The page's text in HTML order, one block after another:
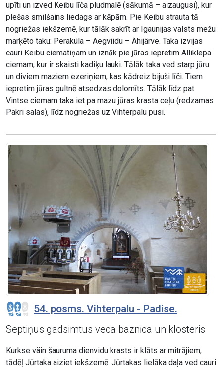
upīti un izved Keibu līča pludmalē (sākumā – aizaugusi), kur
plešas smilšains liedags ar kāpām. Pie Keibu strauta tā
nogriežas iekšzemē, kur tālāk sakrīt ar Igaunijas valsts mežu
marķēto taku: Peraküla – Aegviidu – Ähijärve. Taka izvijas
cauri Keibu ciematiņam un iznāk pie jūras iepretim Alliklepa
ciemam, kur ir skaisti kadiķu lauki. Tālāk taka ved starp jūru
un diviem maziem ezeriņiem, kas kādreiz bijuši līči. Tiem
iepretim jūras gultnē atsedzas dolomīts. Tālāk līdz pat
Vintse ciemam taka iet pa mazu jūras krasta ceļu (redzamas
Pakri salas), līdz nogriežas uz Vihterpalu pusi.
54. posms. Vihterpalu - Padise.
Septiņus gadsimtus veca baznīca un klosteris
Kurkse väin šauruma dienvidu krasts ir klāts ar mitrājiem,
tādēļ Jūrtaka aiziet iekšzemē. Jūrtakas lielāka daļa ved cauri